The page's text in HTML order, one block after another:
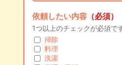
依頼したい内容 （必須）
1つ以上のチェックが必須です
掃除
料理
洗濯